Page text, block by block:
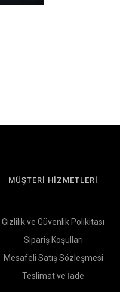
MÜŞTERİ HİZMETLERİ
Gizlilik ve Güvenlik Polikitası
Sipariş Koşulları
Mesafeli Satış Sözleşmesi
Teslimat ve İade